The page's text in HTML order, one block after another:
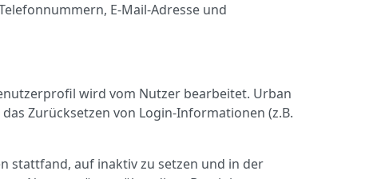
E-Mail-Adresse und
wird vom Nutzer bearbeitet. Urban
Zurücksetzen von Login-Informationen (z.B.
stattfand, auf inaktiv zu setzen und in der